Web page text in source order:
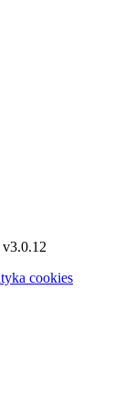
v3.0.12
cookies